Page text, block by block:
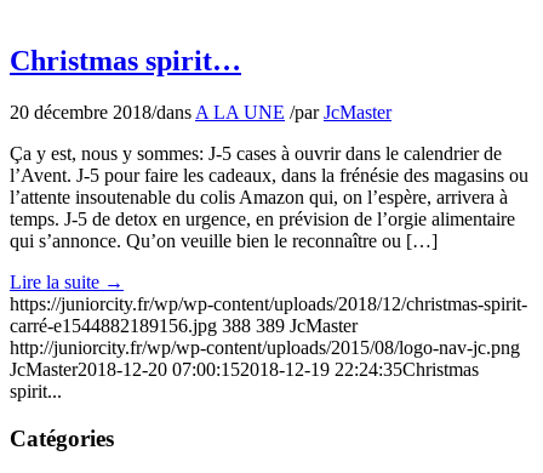
Christmas spirit…
20 décembre 2018/dans A LA UNE /parJcMaster
Ça y est, nous y sommes: J-5 cases à ouvrir dans le calendrier de
l’Avent. J-5 pour faire les cadeaux, dans la frénésie des magasins ou
l’attente insoutenable du colis Amazon qui, on l’espère, arrivera à
temps. J-5 de detox en urgence, en prévision de l’orgie alimentaire
qui s’annonce. Qu’on veuille bien le reconnaître ou […]
Lire la suite →
https://juniorcity.fr/wp/wp-content/uploads/2018/12/christmas-spirit-
carré-e1544882189156.jpg 388 389 JcMaster
http://juniorcity.fr/wp/wp-content/uploads/2015/08/logo-nav-jc.png
JcMaster2018-12-20 07:00:152018-12-19 22:24:35Christmas
spirit...
Catégories